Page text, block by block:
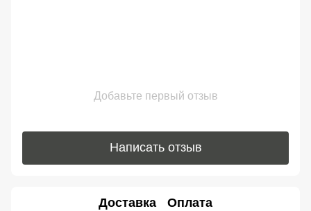
Добавьте первый отзыв
Написать отзыв
Доставка Оплата